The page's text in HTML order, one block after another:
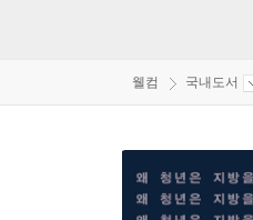
웰컴 국내도서